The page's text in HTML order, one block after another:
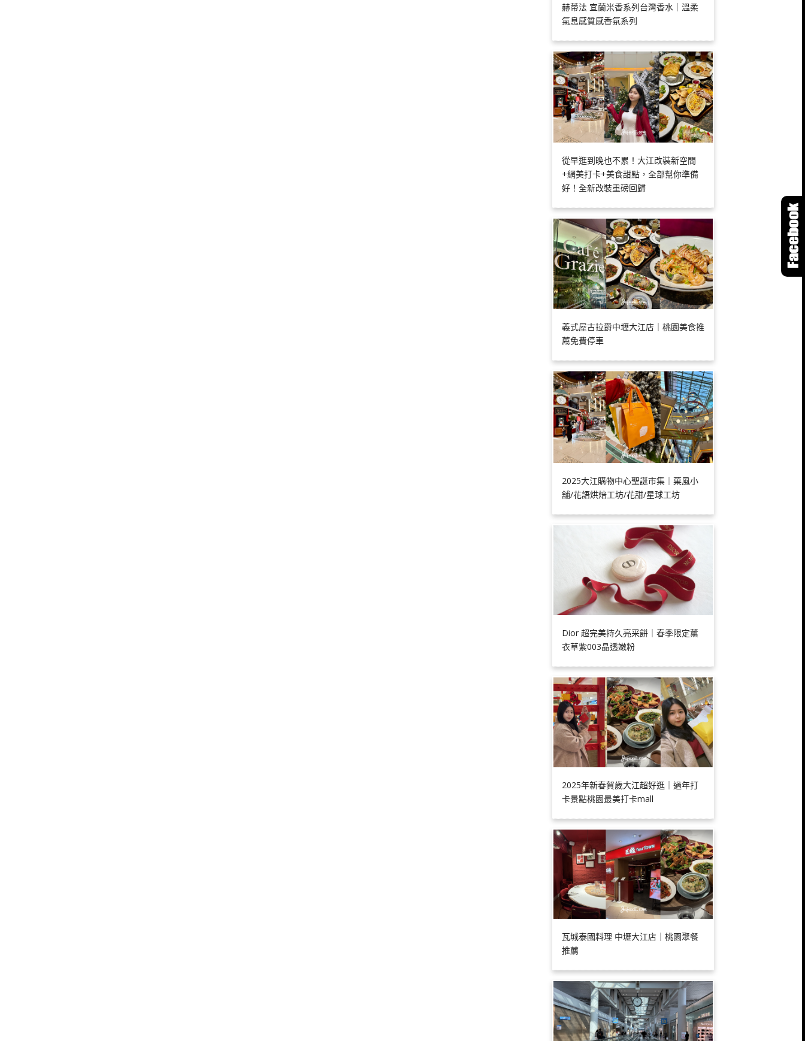
赫蒂法 宜蘭米香系列台灣香水｜溫柔
氣息感質感香氛系列
從早逛到晚也不累！大江改裝新空間
+網美打卡+美食甜點，全部幫你準備
好！全新改裝重磅回歸
義式屋古拉爵中壢大江店｜桃園美食推
薦免費停車
2025大江購物中心聖誕市集｜菓風小
舖/花語烘焙工坊/花甜/星球工坊
Dior 超完美持久亮采餅｜春季限定薰
衣草紫003晶透嫩粉
2025年新春賀歲大江超好逛｜過年打
卡景點桃園最美打卡mall
瓦城泰國料理 中壢大江店｜桃園聚餐
推薦